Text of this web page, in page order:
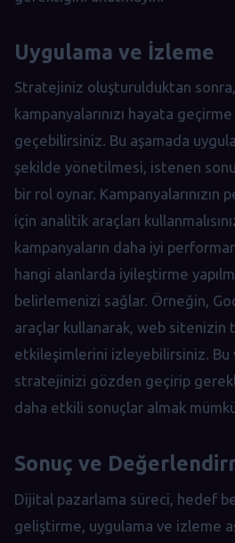
Uygulama ve İzleme
Stratejiniz oluşturulduktan
kampanyalarınızı hayata geçirme
geçebilirsiniz. Bu aşamada
şekilde yönetilmesi, istenen
bir rol oynar. Kampanyalarınızın
için analitik araçları
kampanyaların daha iyi
hangi alanlarda iyileştirme
belirlemenizi sağlar. Örneğin,
araçlar kullanarak, web sitenizin
etkileşimlerini izleyebilirsiniz.
stratejinizi gözden geçirip
daha etkili sonuçlar almak
Sonuç ve
Dijital pazarlama süreci, hedef
geliştirme, uygulama ve izleme